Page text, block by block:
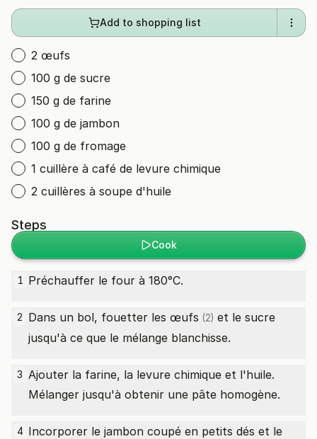
Add to shopping list
2 œufs
100 g de sucre
150 g de farine
100 g de jambon
100 g de fromage
1 cuillère à café de levure chimique
2 cuillères à soupe d'huile
Steps
Cook
1 Préchauffer le four à 180°C.
2 Dans un bol, fouetter les œufs (2) et le sucre
jusqu'à ce que le mélange blanchisse.
3 Ajouter la farine, la levure chimique et l'huile.
Mélanger jusqu'à obtenir une pâte homogène.
4 Incorporer le jambon coupé en petits dés et le